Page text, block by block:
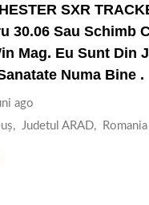
SXR
30.06 Sau Schimb
Mag. Eu Sunt Din
Numa Bine .
ago
, Judetul ARAD, Romania